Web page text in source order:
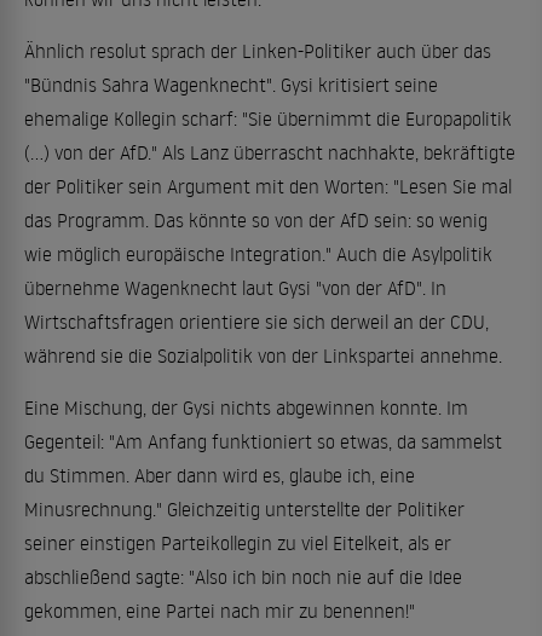
Ähnlich resolut sprach der Linken-Politiker auch über das
"Bündnis Sahra Wagenknecht". Gysi kritisiert seine
ehemalige Kollegin scharf: "Sie übernimmt die Europapolitik
(...) von der AfD." Als Lanz überrascht nachhakte, bekräftigte
der Politiker sein Argument mit den Worten: "Lesen Sie mal
das Programm. Das könnte so von der AfD sein: so wenig
wie möglich europäische Integration." Auch die Asylpolitik
übernehme Wagenknecht laut Gysi "von der AfD". In
Wirtschaftsfragen orientiere sie sich derweil an der CDU,
während sie die Sozialpolitik von der Linkspartei annehme.
Eine Mischung, der Gysi nichts abgewinnen konnte. Im
Gegenteil: "Am Anfang funktioniert so etwas, da sammelst
du Stimmen. Aber dann wird es, glaube ich, eine
Minusrechnung." Gleichzeitig unterstellte der Politiker
seiner einstigen Parteikollegin zu viel Eitelkeit, als er
abschließend sagte: "Also ich bin noch nie auf die Idee
gekommen, eine Partei nach mir zu benennen!"